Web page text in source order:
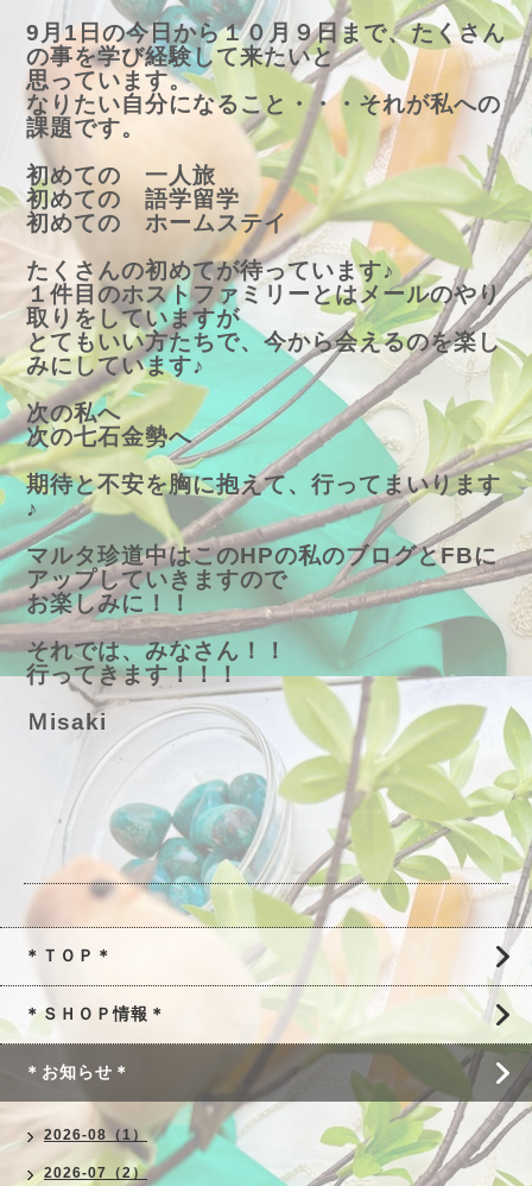
9月1日の今日から１０月９日まで、たくさん
の事を学び経験して来たいと
思っています。
なりたい自分になること・・・それが私への
課題です。
初めての 一人旅
初めての 語学留学
初めての ホームステイ
たくさんの初めてが待っています♪
１件目のホストファミリーとはメールのやり
取りをしていますが
とてもいい方たちで、今から会えるのを楽し
みにしています♪
次の私へ
次の七石金勢へ
期待と不安を胸に抱えて、行ってまいります
♪
マルタ珍道中はこのHPの私のブログとFBに
アップしていきますので
お楽しみに！！
それでは、みなさん！！
行ってきます！！！
Ｍisaki
＊ＴＯＰ＊
＊ＳＨＯＰ情報＊
＊お知らせ＊
2026-08（1）
2026-07（2）